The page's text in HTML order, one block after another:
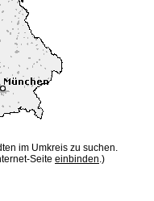
im Umkreis zu suchen.
Seite einbinden.)